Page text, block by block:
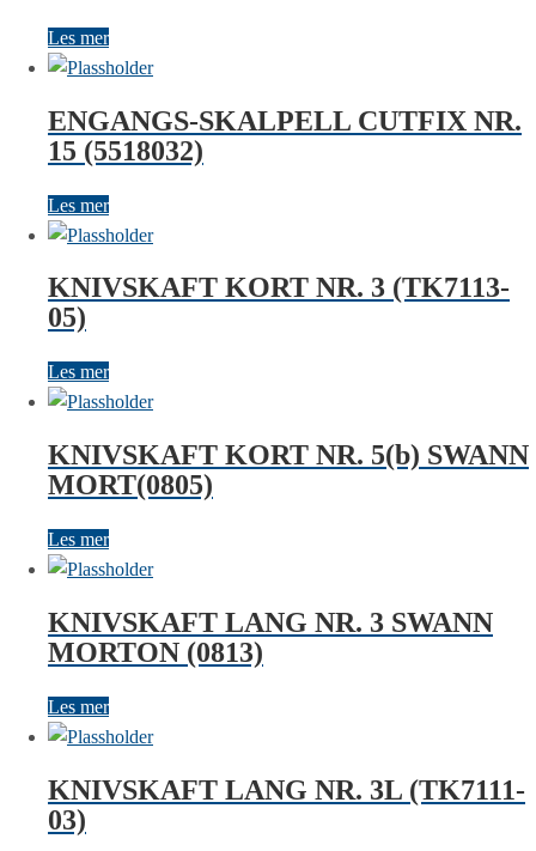
Les mer
ENGANGS-SKALPELL CUTFIX NR.
15 (5518032)
Les mer
KNIVSKAFT KORT NR. 3 (TK7113-
05)
Les mer
KNIVSKAFT KORT NR. 5(b) SWANN
MORT(0805)
Les mer
KNIVSKAFT LANG NR. 3 SWANN
MORTON (0813)
Les mer
KNIVSKAFT LANG NR. 3L (TK7111-
03)